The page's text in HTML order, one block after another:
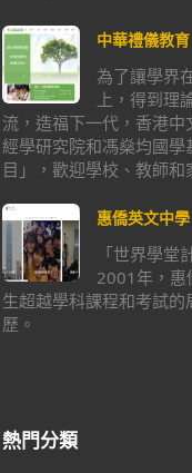
中華禮儀教育
為了讓學界
上，得到理
流，造福下一代，香港
經學研究院和馮燊均國
目」，歡迎學校、教師和
惠僑英文中
「世界學
2001年，惠
生超越學科課程和考試
歷。
熱門分類